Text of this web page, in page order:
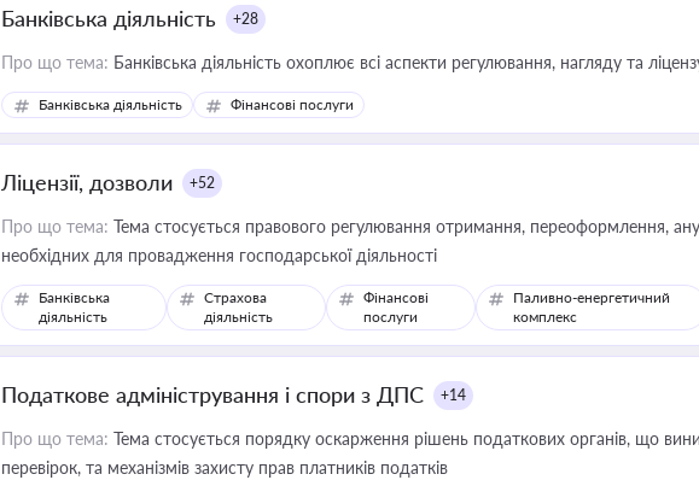
Банківська діяльність +28
Про що тема: Банківська діяльність охоплює всі аспекти регулювання, нагляду та
Банківська діяльність Фінансові послуги
Ліцензії, дозволи +52
Про що тема: Тема стосується правового регулювання отримання, переоформлення,
необхідних для провадження господарської діяльності
Банківська
діяльність
Страхова
діяльність
Фінансові
послуги
Паливно-енергетичний
комплекс
Податкове адміністрування і спори з ДПС +14
Про що тема: Тема стосується порядку оскарження рішень податкових органів, що
перевірок, та механізмів захисту прав платників податків